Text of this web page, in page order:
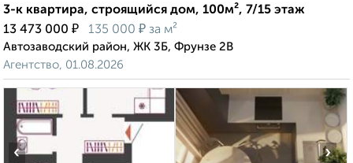
3-к квартира, строящийся дом, 100м², 7/15 этаж
13 473 000 ₽ 135 000 ₽ за м²
Автозаводский район, ЖК 3Б, Фрунзе 2В
Агентство, 01.08.2026
‹ ›